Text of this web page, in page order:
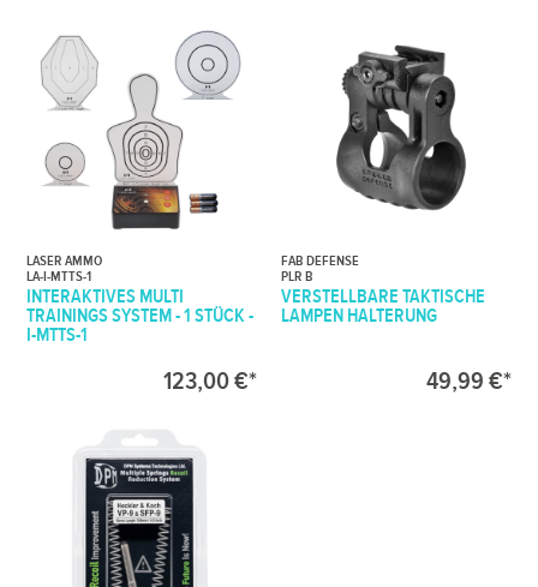
LASER AMMO
LA-I-MTTS-1
INTERAKTIVES MULTI
TRAININGS SYSTEM - 1 STÜCK -
I-MTTS-1
123,00 €*
FAB DEFENSE
PLR B
VERSTELLBARE TAKTISCHE
LAMPEN HALTERUNG
49,99 €*